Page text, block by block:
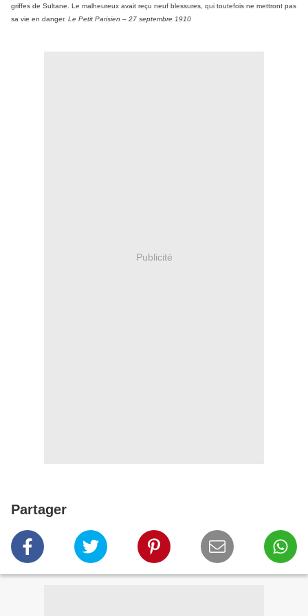
griffes de Sultane. Le malheureux avait reçu neuf blessures, qui toutefois ne mettront pas
sa vie en danger. Le Petit Parisien – 27 septembre 1910
Publicité
Partager